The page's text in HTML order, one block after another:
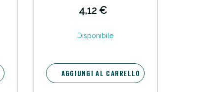
4,12 €
Disponibile
AGGIUNGI AL CARRELLO